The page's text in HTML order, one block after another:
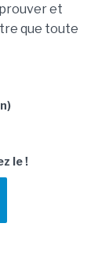
et
que toute
le !